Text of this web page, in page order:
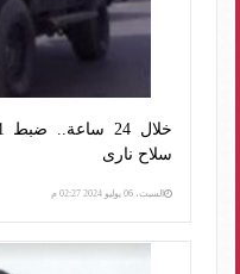
سلاح نارى
السبت، 06 يوليو 2024 02:27 م